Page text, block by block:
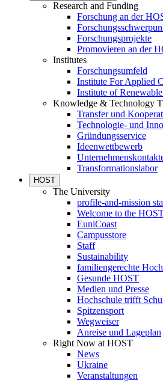
Research and Funding
Forschung an der
Forschungsprojekte
Promovieren an der
Institutes
Forschungsumfeld
Institute For Applied
Institute of
Knowledge & Technology
Transfer und
Technologie- und
Gründungsservice
Ideenwettbewerb
Transformationslabor
HOST
The University
profile-and-mission
Welcome to the
EuniCoast
Campusstore
Staff
Sustainability
familiengerechte
Gesunde HOST
Medien und Presse
Hochschule trifft
Spitzensport
Wegweiser
Anreise und Lageplan
Right Now at HOST
News
Ukraine
Veranstaltungen